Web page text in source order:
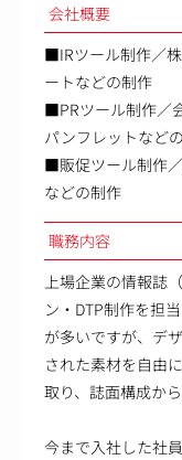
会社概要
■IRツール制作／
ートなどの制作
■PRツール制作／
パンフレットなど
■販促ツール制作
などの制作
職務内容
上場企業の情報誌
ン・DTP制作を担
が多いですが、デ
された素材を自由
取り、誌面構成か
今まで入社した社